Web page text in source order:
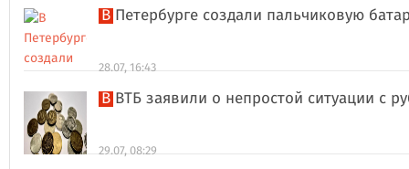
В Петербурге создали пальчиковую
28.07, 16:43
В ВТБ заявили о непростой ситуации с
29.07, 08:29